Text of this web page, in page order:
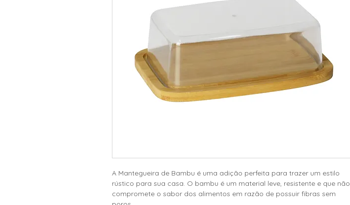
A Mantegueira de Bambu é uma adição perfeita para trazer um estilo
rústico para sua casa. O bambu é um material leve, resistente e que não
compromete o sabor dos alimentos em razão de possuir fibras sem